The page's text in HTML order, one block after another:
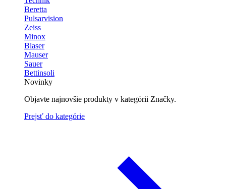
Beretta
Pulsarvision
Zeiss
Minox
Blaser
Mauser
Sauer
Bettinsoli
Novinky
Objavte najnovšie produkty v kategórii Značky.
Prejsť do kategórie